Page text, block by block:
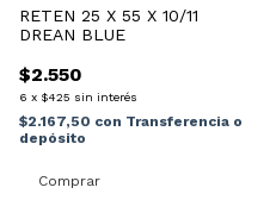
RETEN 25 X 55 X 10/11
DREAN BLUE
$2.550
6 x $425 sin interés
$2.167,50 con Transferencia o
depósito